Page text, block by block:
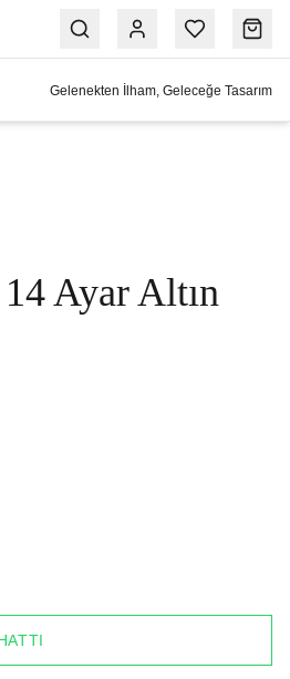
Gelenekten İlham, Geleceğe Tasarım
Ayar Altın